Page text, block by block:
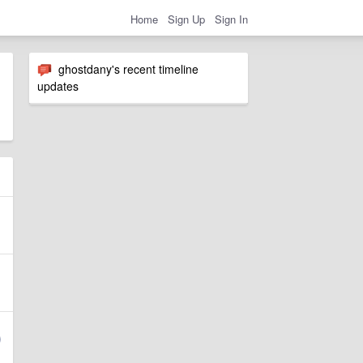
Home Sign Up Sign In
ghostdany's recent timeline
updates